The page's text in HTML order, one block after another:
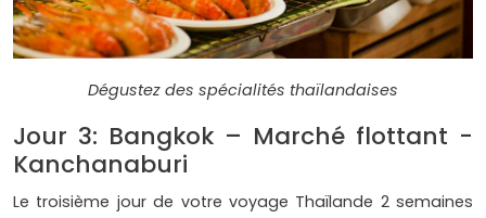
Dégustez des spécialités thaïlandaises
Jour 3: Bangkok – Marché flottant -
Kanchanaburi
Le troisième jour de votre voyage Thaïlande 2 semaines